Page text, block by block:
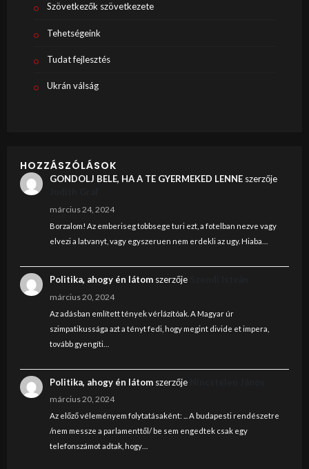
Szövetkezők szövetkezete
Tehetségeink
Tudat fejlesztés
Ukrán válság
HOZZÁSZÓLÁSOK
GONDOLJ BELE, HA A TE GYERMEKED LENNEszerzője
március 24, 2024
Borzalom! Az emberiseg tobbsege turi ezt, a fotelban nezve vagy
elvezi a latvanyt, vagy egyszeruen nem erdekli az ugy. Hiaba…
Politika, ahogy én látomszerzője
március 20, 2024
Az adásban említett tények vérlázítóak. A Magyar úr
szimpatikussága azt a tényt fedi, hogy megint divide et impera,
tovább gyengíti…
Politika, ahogy én látomszerzője
március 20, 2024
Az előző véleményem folytatásaként: ... A budapesti rendészetre
/nem messze a parlamenttől/ be sem engedtek csak egy
telefonszámot adtak, hogy…